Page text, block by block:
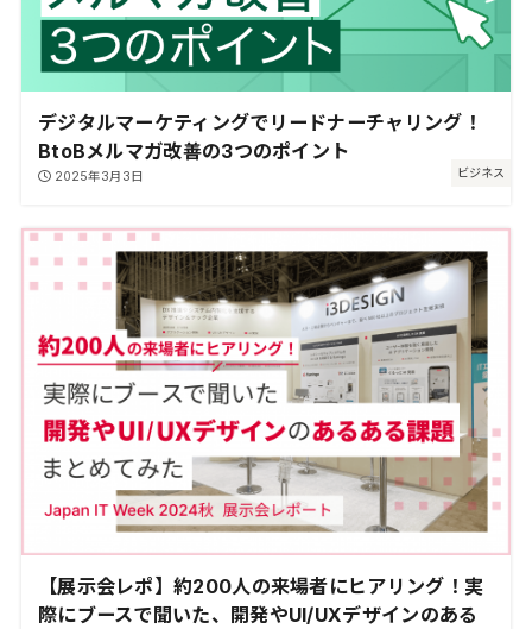
ビジネス
デジタルマーケティングでリードナーチャリング！
BtoBメルマガ改善の3つのポイント
2025年3月3日
【展示会レポ】約200人の来場者にヒアリング！実
際にブースで聞いた、開発やUI/UXデザインのある